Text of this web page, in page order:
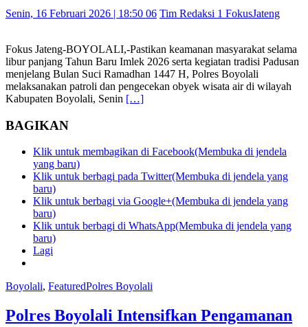
Senin, 16 Februari 2026 | 18:50 06 Tim Redaksi 1 FokusJateng
Fokus Jateng-BOYOLALI,-Pastikan keamanan masyarakat selama
libur panjang Tahun Baru Imlek 2026 serta kegiatan tradisi Padusan
menjelang Bulan Suci Ramadhan 1447 H, Polres Boyolali
melaksanakan patroli dan pengecekan obyek wisata air di wilayah
Kabupaten Boyolali, Senin […]
BAGIKAN
Klik untuk membagikan di Facebook(Membuka di jendela
yang baru)
Klik untuk berbagi pada Twitter(Membuka di jendela yang
baru)
Klik untuk berbagi via Google+(Membuka di jendela yang
baru)
Klik untuk berbagi di WhatsApp(Membuka di jendela yang
baru)
Lagi
Boyolali, FeaturedPolres Boyolali
Polres Boyolali Intensifkan Pengamanan